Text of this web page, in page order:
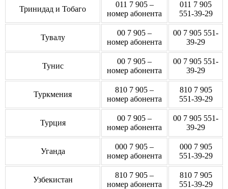
Тринидад и Тобаго
011 7 905 –
номер абонента
011 7 905
551-39-29
Тувалу
00 7 905 –
номер абонента
00 7 905 551-
39-29
Тунис
00 7 905 –
номер абонента
00 7 905 551-
39-29
Туркмения
810 7 905 –
номер абонента
810 7 905
551-39-29
Турция
00 7 905 –
номер абонента
00 7 905 551-
39-29
Уганда
000 7 905 –
номер абонента
000 7 905
551-39-29
Узбекистан
810 7 905 –
номер абонента
810 7 905
551-39-29